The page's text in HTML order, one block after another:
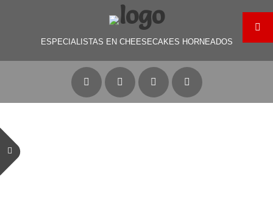
ESPECIALISTAS EN CHEESECAKES HORNEADOS